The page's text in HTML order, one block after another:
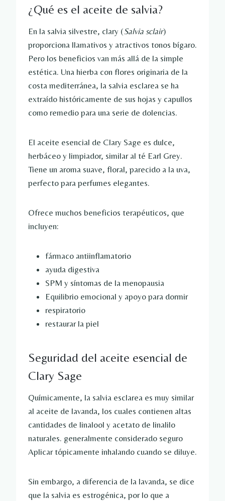
¿Qué es el aceite de salvia?
En la salvia silvestre, clary (Salvia sclair)
proporciona llamativos y atractivos tonos bígaro.
Pero los beneficios van más allá de la simple
estética. Una hierba con flores originaria de la
costa mediterránea, la salvia esclarea se ha
extraído históricamente de sus hojas y capullos
como remedio para una serie de dolencias.
El aceite esencial de Clary Sage es dulce,
herbáceo y limpiador, similar al té Earl Grey.
Tiene un aroma suave, floral, parecido a la uva,
perfecto para perfumes elegantes.
Ofrece muchos beneficios terapéuticos, que
incluyen:
fármaco antiinflamatorio
ayuda digestiva
SPM y síntomas de la menopausia
Equilibrio emocional y apoyo para dormir
respiratorio
restaurar la piel
Seguridad del aceite esencial de
Clary Sage
Químicamente, la salvia esclarea es muy similar
al aceite de lavanda, los cuales contienen altas
cantidades de linalool y acetato de linalilo
naturales. generalmente considerado seguro
Aplicar tópicamente inhalando cuando se diluye.
Sin embargo, a diferencia de la lavanda, se dice
que la salvia es estrogénica, por lo que a